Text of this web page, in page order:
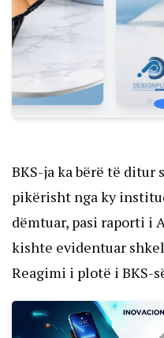
BKS-ja ka bërë të ditur
pikërisht nga ky
dëmtuar, pasi raporti i
kishte evidentuar
Reagimi i plotë i BKS-